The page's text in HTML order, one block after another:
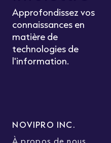
Approfondissez vos
connaissances en
matière de
technologies de
l'information.
NOVIPRO INC.
À propos de nous